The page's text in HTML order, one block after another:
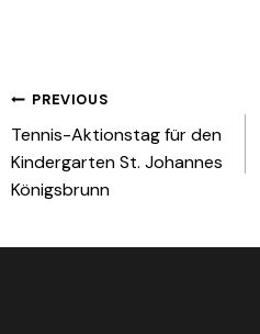
Beitragsnavigation
PREVIOUS
Tennis-Aktionstag für den
Kindergarten St. Johannes
Königsbrunn